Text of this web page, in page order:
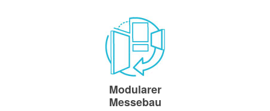
Modularer
Messebau